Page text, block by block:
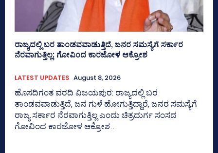
ರಾಜ್ಯದಲ್ಲಿ ಬರ ತಾಂಡವವಾಡುತ್ತಿದೆ, ಜನರ ಸಮಸ್ಯೆಗೆ ಸರ್ಕಾರ
ನೆರವಾಗುತ್ತಿಲ್ಲ: ಗೋವಿಂದ ಕಾರಜೋಳ ಆಕ್ರೋಶ
LATEST UPDATES August 8, 2026
ಹೊಸದಿಗಂತ ವರದಿ ವಿಜಯಪುರ: ರಾಜ್ಯದಲ್ಲಿ ಬರ
ತಾಂಡವವಾಡುತ್ತಿದೆ, ಜನ ಗುಳೆ ಹೋಗುತ್ತಿದ್ದಾರೆ, ಜನರ ಸಮಸ್ಯೆಗೆ
ರಾಜ್ಯ ಸರ್ಕಾರ ನೆರವಾಗುತ್ತಿಲ್ಲ ಎಂದು ಚಿತ್ರದುರ್ಗ ಸಂಸದ
ಗೋವಿಂದ ಕಾರಜೋಳ ಆಕ್ರೋಶ...